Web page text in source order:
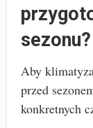
sezonu?
Aby
przed
konkretnych